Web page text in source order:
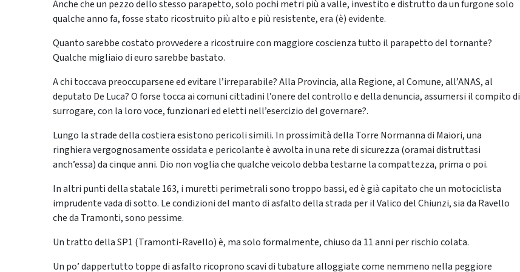
Anche che un pezzo dello stesso parapetto, solo pochi metri più a valle, investito e distrutto da un furgone solo
qualche anno fa, fosse stato ricostruito più alto e più resistente, era (è) evidente.
Quanto sarebbe costato provvedere a ricostruire con maggiore coscienza tutto il parapetto del tornante?
Qualche migliaio di euro sarebbe bastato.
A chi toccava preoccuparsene ed evitare l’irreparabile? Alla Provincia, alla Regione, al Comune, all’ANAS, al
deputato De Luca? O forse tocca ai comuni cittadini l’onere del controllo e della denuncia, assumersi il compito di
surrogare, con la loro voce, funzionari ed eletti nell’esercizio del governare?.
Lungo la strade della costiera esistono pericoli simili. In prossimità della Torre Normanna di Maiori, una
ringhiera vergognosamente ossidata e pericolante è avvolta in una rete di sicurezza (oramai distruttasi
anch’essa) da cinque anni. Dio non voglia che qualche veicolo debba testarne la compattezza, prima o poi.
In altri punti della statale 163, i muretti perimetrali sono troppo bassi, ed è già capitato che un motociclista
imprudente vada di sotto. Le condizioni del manto di asfalto della strada per il Valico del Chiunzi, sia da Ravello
che da Tramonti, sono pessime.
Un tratto della SP1 (Tramonti-Ravello) è, ma solo formalmente, chiuso da 11 anni per rischio colata.
Un po’ dappertutto toppe di asfalto ricoprono scavi di tubature alloggiate come nemmeno nella peggiore